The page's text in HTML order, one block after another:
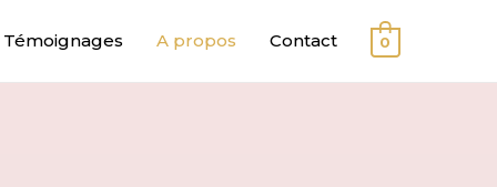
Témoignages A propos Contact 0